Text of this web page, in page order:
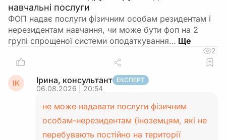
навчальні послуги
ФОП надає послуги фізичним особам резидентам і
нерезидентам навчання, чи може бути фоп на 2
групі спрощеної системи оподаткування…
2
ІК Ірина, консультант ЕКСПЕРТ
06.08.2026 | 20:54
не може надавати послуги фізичним
особам-нерезидентам (іноземцям, які не
перебувають постійно на території